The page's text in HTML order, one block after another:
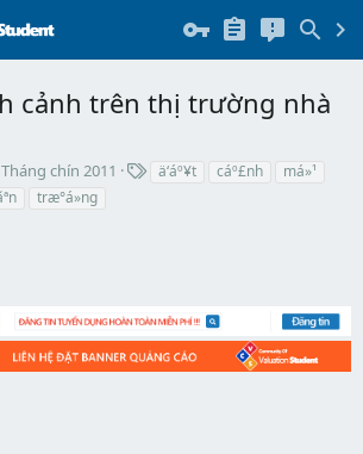
cảnh trên thị trường nhà
chín 2011 ä‘áº¥t cáº£nh
má»¹
træ°á»ng